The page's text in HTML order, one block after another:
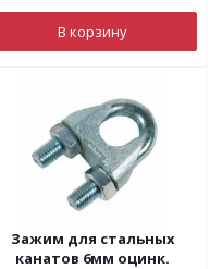
В корзину
Зажим для стальных
канатов 6мм оцинк.